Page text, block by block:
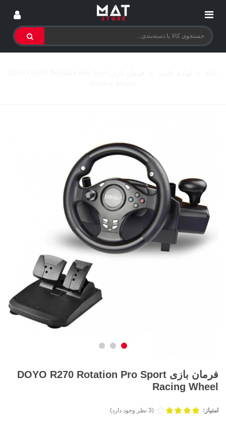
فرمان بازی DOYO R270 Rotation Pro Sport
Racing Wheel
امتیاز: (3 نظر وجود دارد)